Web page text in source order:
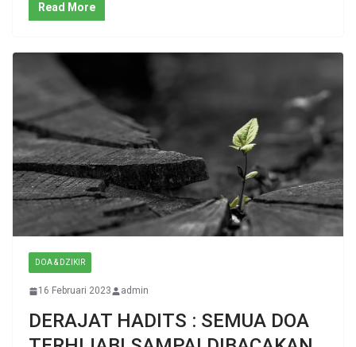
Read More
DOA & DZIKIR
16 Februari 2023 admin
DERAJAT HADITS : SEMUA DOA